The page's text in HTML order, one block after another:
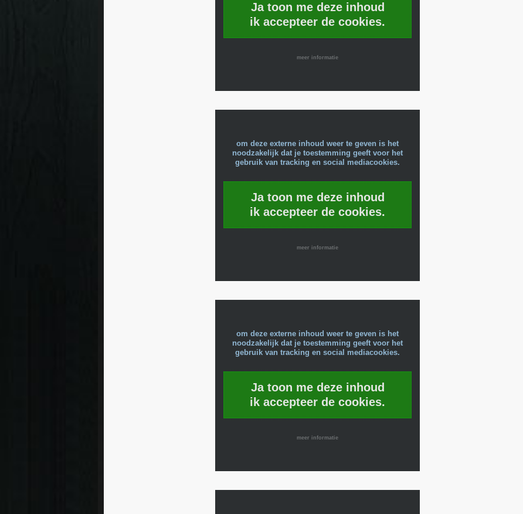
Ja toon me deze inhoud
ik accepteer de cookies.
meer informatie
om deze externe inhoud weer te geven is het
noodzakelijk dat je toestemming geeft voor het
gebruik van tracking en social mediacookies.
Ja toon me deze inhoud
ik accepteer de cookies.
meer informatie
om deze externe inhoud weer te geven is het
noodzakelijk dat je toestemming geeft voor het
gebruik van tracking en social mediacookies.
Ja toon me deze inhoud
ik accepteer de cookies.
meer informatie